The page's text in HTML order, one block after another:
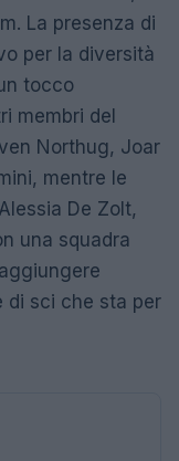
La presenza di
per la diversità
tocco
membri del
Northug, Joar
mentre le
De Zolt,
una squadra
di sci che sta per